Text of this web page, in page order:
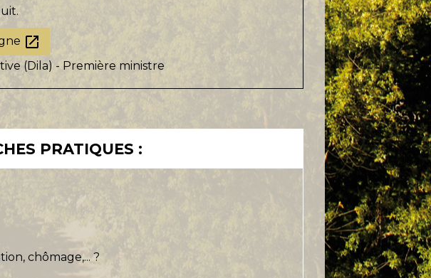
open_in_new
(Dila) - Première ministre
PRATIQUES :
chômage,... ?